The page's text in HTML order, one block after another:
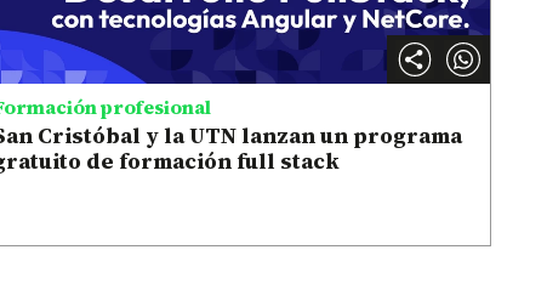
profesional
Cristóbal y la UTN lanzan un programa
de formación full stack